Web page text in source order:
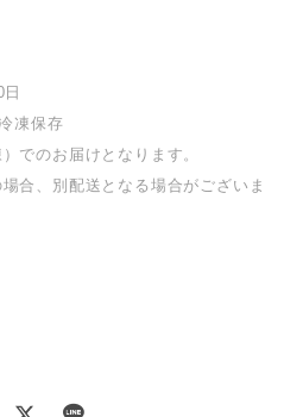
凍保存
でのお届けとなります。
合、別配送となる場合がございま